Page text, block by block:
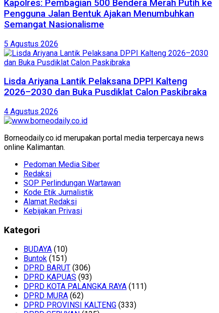
Kapolres: Pembagian 500 Bendera Merah Putih ke
Pengguna Jalan Bentuk Ajakan Menumbuhkan
Semangat Nasionalisme
5 Agustus 2026
Lisda Ariyana Lantik Pelaksana DPPI Kalteng
2026–2030 dan Buka Pusdiklat Calon Paskibraka
4 Agustus 2026
Borneodaily.co.id merupakan portal media terpercaya news
online Kalimantan.
Pedoman Media Siber
Redaksi
SOP Perlindungan Wartawan
Kode Etik Jurnalistik
Alamat Redaksi
Kebijakan Privasi
Kategori
BUDAYA (10)
Buntok (151)
DPRD BARUT (306)
DPRD KAPUAS (93)
DPRD KOTA PALANGKA RAYA (111)
DPRD MURA (62)
DPRD PROVINSI KALTENG (333)